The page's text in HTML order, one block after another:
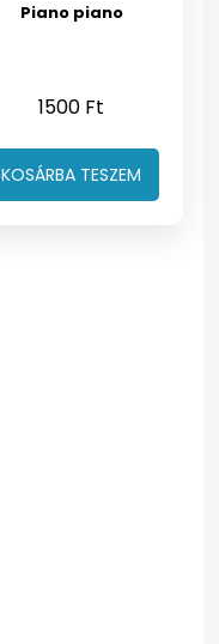
Piano piano
1500 Ft
KOSÁRBA TESZEM